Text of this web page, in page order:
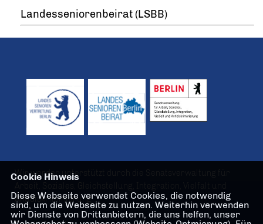
Landesseniorenbeirat (LSBB)
Wir werden unterstützt durch die Senatsverwaltung für
Antidiskriminierung
Cookie Hinweis
Diese Webseite verwendet Cookies, die notwendig
sind, um die Webseite zu nutzen. Weiterhin verwenden
wir Dienste von Drittanbietern, die uns helfen, unser